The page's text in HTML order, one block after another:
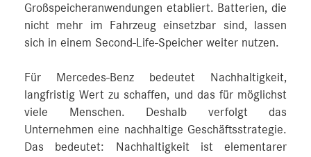
Großspeicheranwendungen etabliert. Batterien, die
nicht mehr im Fahrzeug einsetzbar sind, lassen
sich in einem Second-Life-Speicher weiter nutzen.
Für Mercedes-Benz bedeutet Nachhaltigkeit,
langfristig Wert zu schaffen, und das für möglichst
viele Menschen. Deshalb verfolgt das
Unternehmen eine nachhaltige Geschäftsstrategie.
Das bedeutet: Nachhaltigkeit ist elementarer